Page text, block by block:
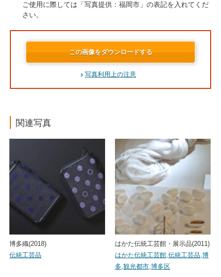
ご使用に際しては「写真提供：福岡市」の表記を入れてくだ
さい。
この画像をダウンロードする
写真利用上の注意
関連写真
博多織(2018)
伝統工芸品
はかた伝統工芸館・展示品(2011)
はかた伝統工芸館,伝統工芸品,博
多,観光都市,博多区